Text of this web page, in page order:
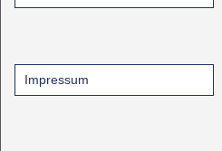
Impressum